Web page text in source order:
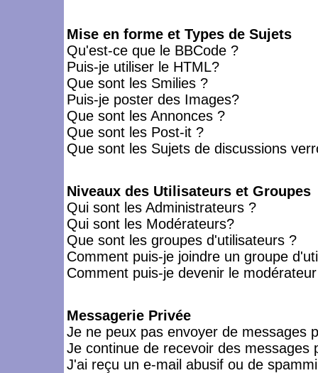
Mise en forme et Types de Sujets
Qu'est-ce que le BBCode ?
Puis-je utiliser le HTML?
Que sont les Smilies ?
Puis-je poster des Images?
Que sont les Annonces ?
Que sont les Post-it ?
Que sont les Sujets de discussions
Niveaux des Utilisateurs et Groupes
Qui sont les Administrateurs ?
Qui sont les Modérateurs?
Que sont les groupes d'utilisateurs ?
Comment puis-je joindre un groupe
Comment puis-je devenir le
Messagerie Privée
Je ne peux pas envoyer de messages
Je continue de recevoir des messages
J'ai reçu un e-mail abusif ou de